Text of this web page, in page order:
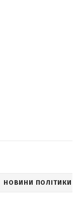
НОВИНИ ПОЛІТИКИ